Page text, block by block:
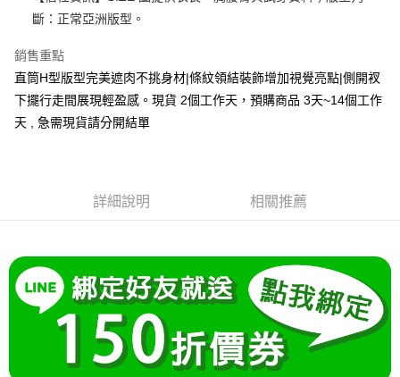
大哥付你分期
相關說明
流程，驗證手機門號後，選擇欲分期的期數、繳款截止日，確認付款後即完
消。如遇「轉專審核」未通過狀況，表示未達大哥付你分期系統評分，恕無
法說明評估內容。
【繳款方式說明】
1.分期款項不併入電信帳單，「大哥付你分期」於每月結算日後寄送繳費提
醒簡訊。
2.透過簡訊連結打開帳單後，可選擇「超商條碼／台灣大直營門市／銀行轉
帳／街口支付／iPASS MONEY」等通路繳費。
【關於「AFTEE先享後付」】
３．安心：先確認商品／服務後，再付款。
【「AFTEE先享後付」結帳流程】
１．於結帳方式選擇「AFTEE先享後付」後，將跳轉至「AFTEE先享後付」
結帳頁面，進行簡訊認證並確認金額後，即可完成結帳。
２．訂單成立數日內，您將收到繳費通知簡訊。
「Hami Point」為中華電信所提供之點數服務，可於會員專區綁定中華電信
會員帳號後，即可在購物車使用 Hami Point 折抵消費金額 (1點等於1元)。
ATM付款
運送方式
每筆NT$80，滿NT$699(含以上)免運費
斷：正常亞洲版型。
銷售重點
直筒H型版型完美遮肉不挑身材|條紋領結裝飾增加視覺亮點|側開衩
下擺行走間展現輕盈感。現貨 2個工作天，預購商品 3天~14個工作
天 , 急需現貨請分開結單
詳細說明 相關推薦